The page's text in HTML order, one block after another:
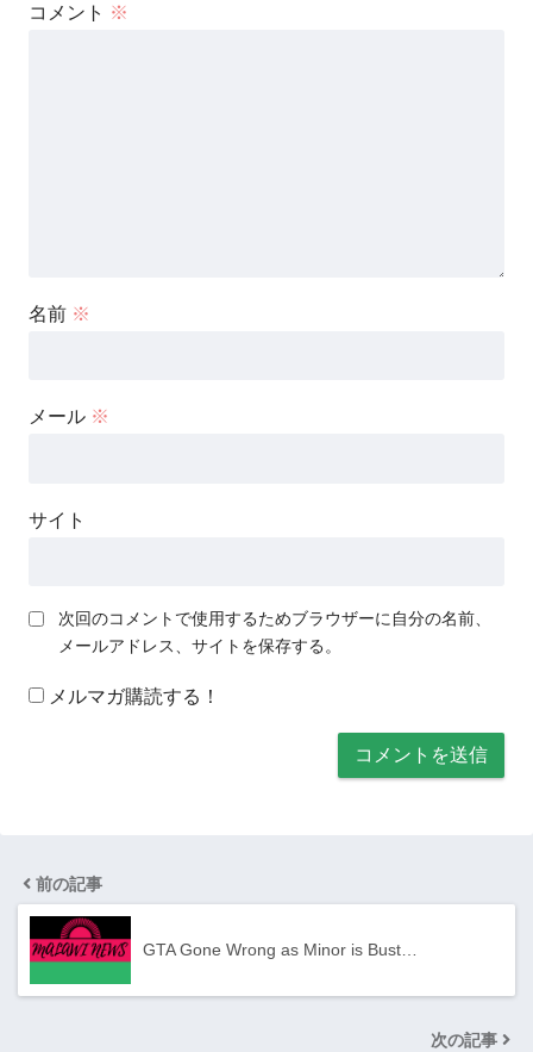
コメント ※
名前 ※
メール ※
サイト
次回のコメントで使用するためブラウザーに自分の名前、
メールアドレス、サイトを保存する。
メルマガ購読する！
前の記事
GTA Gone Wrong as Minor is Bust…
次の記事